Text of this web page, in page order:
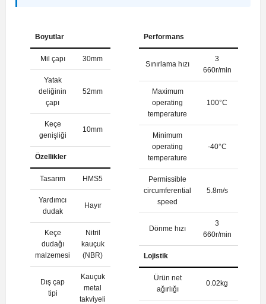
Boyutlar
Mil çapı 30mm
Yatak
deliğinin
çapı
52mm
Keçe
genişliği
10mm
Özellikler
Tasarım HMS5
Yardımcı
dudak
Hayır
Keçe
dudağı
malzemesi
Nitril
kauçuk
(NBR)
Dış çap
tipi
Kauçuk
metal
takviyeli
Performans
Sınırlama hızı
3
660r/min
Maximum
operating
temperature
100°C
Minimum
operating
temperature
-40°C
Permissible
circumferential
speed
5.8m/s
Dönme hızı
3
660r/min
Lojistik
Ürün net
ağırlığı
0.02kg